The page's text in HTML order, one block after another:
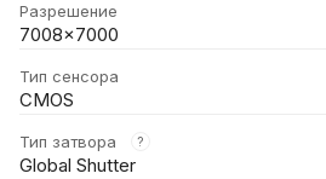
Разрешение
7008x7000
Тип сенсора
CMOS
Тип затвора ?
Global Shutter